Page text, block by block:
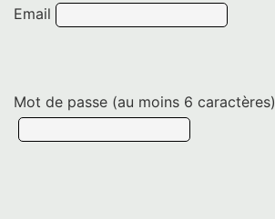
Email
Mot de passe (au moins 6 caractères)